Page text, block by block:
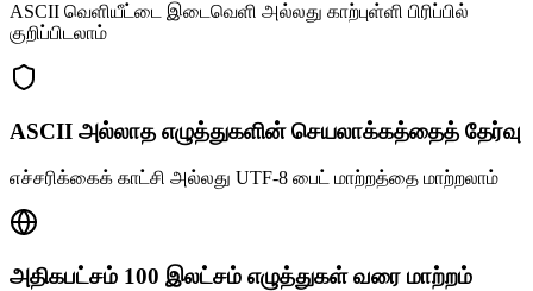
ASCII வெளியீட்டை இடைவெளி அல்லது காற்புள்ளி பிரிப்பில்
குறிப்பிடலாம்
ASCII அல்லாத எழுத்துகளின் செயலாக்கத்தைத் தேர்வு
எச்சரிக்கைக் காட்சி அல்லது UTF-8 பைட் மாற்றத்தை மாற்றலாம்
அதிகபட்சம் 100 இலட்சம் எழுத்துகள் வரை மாற்றம்